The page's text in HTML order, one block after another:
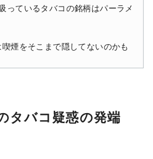
っているタバコの銘柄はパーラメ
煙をそこまで隠してないのかも
タバコ疑惑の発端